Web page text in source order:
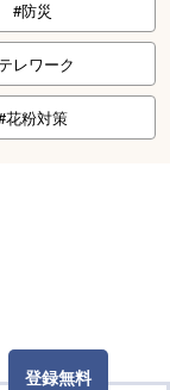
防災
テレワーク
花粉対策
登録無料